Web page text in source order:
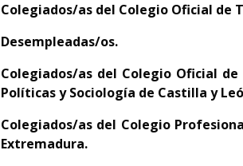
Colegiados/as del Colegio Oficial de
Desempleadas/os.
Colegiados/as del Colegio Oficial de
Políticas y Sociología de Castilla y
Colegiados/as del Colegio
Extremadura.